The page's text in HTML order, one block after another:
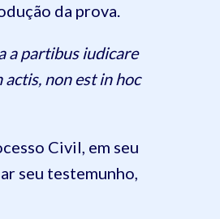
da prova.
a partibus iudicare
non est in hoc
Civil, em seu
seu testemunho,